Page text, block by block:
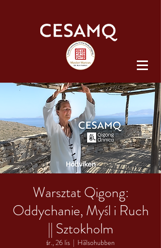
Warsztat Qigong:
Oddychanie, Myśl i Ruch
|| Sztokholm
śr., 26 lis
  |
Hälsohubben